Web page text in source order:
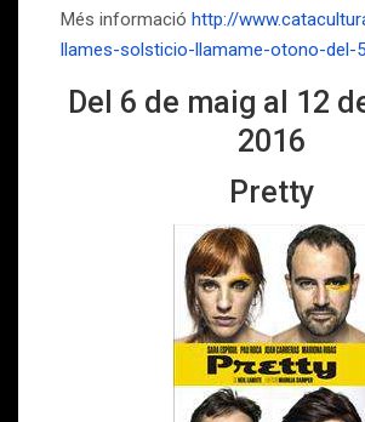
Més informació http://
llames-solsticio-llamame-otono-del-
Del 6 de maig al 12
2016
Pretty